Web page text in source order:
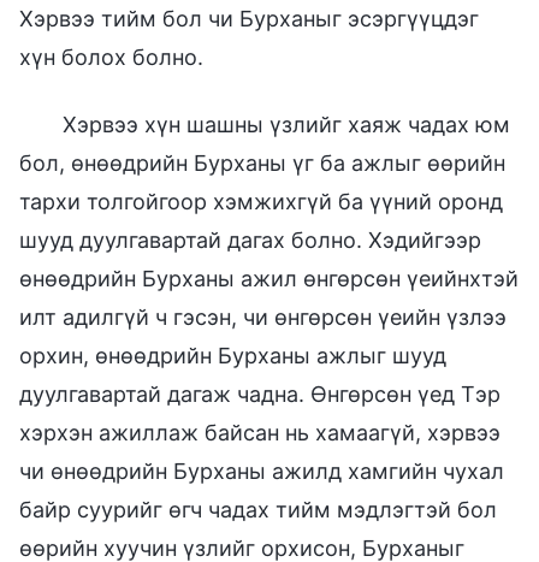
Хэрвээ тийм бол чи Бурханыг эсэргүүцдэг
хүн болох болно.
Хэрвээ хүн шашны үзлийг хаяж чадах юм
бол, өнөөдрийн Бурханы үг ба ажлыг өөрийн
тархи толгойгоор хэмжихгүй ба үүний оронд
шууд дуулгавартай дагах болно. Хэдийгээр
өнөөдрийн Бурханы ажил өнгөрсөн үеийнхтэй
илт адилгүй ч гэсэн, чи өнгөрсөн үеийн үзлээ
орхин, өнөөдрийн Бурханы ажлыг шууд
дуулгавартай дагаж чадна. Өнгөрсөн үед Тэр
хэрхэн ажиллаж байсан нь хамаагүй, хэрвээ
чи өнөөдрийн Бурханы ажилд хамгийн чухал
байр суурийг өгч чадах тийм мэдлэгтэй бол
өөрийн хуучин үзлийг орхисон, Бурханыг